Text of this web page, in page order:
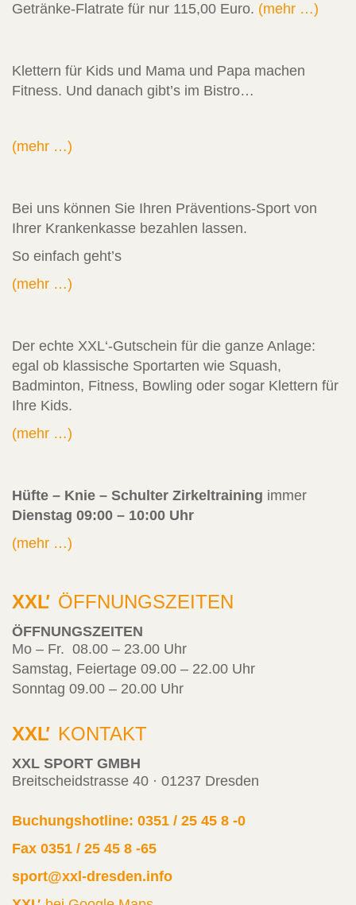
Getränke-Flatrate für nur 115,00 Euro. (mehr …)
Klettern für Kids und Mama und Papa machen
Fitness. Und danach gibt’s im Bistro…
(mehr …)
Bei uns können Sie Ihren Präventions-Sport von
Ihrer Krankenkasse bezahlen lassen.
So einfach geht’s
(mehr …)
Der echte XXL‘-Gutschein für die ganze Anlage:
egal ob klassische Sportarten wie Squash,
Badminton, Fitness, Bowling oder sogar Klettern für
Ihre Kids.
(mehr …)
Hüfte – Knie – Schulter Zirkeltraining immer
Dienstag 09:00 – 10:00 Uhr
(mehr …)
XXL
' ÖFFNUNGSZEITEN
ÖFFNUNGSZEITEN
Mo – Fr. 08.00 – 23.00 Uhr
Samstag, Feiertage 09.00 – 22.00 Uhr
Sonntag 09.00 – 20.00 Uhr
XXL
' KONTAKT
XXL SPORT GMBH
Breitscheidstrasse 40 · 01237 Dresden
Buchungshotline: 0351 / 25 45 8 -0
Fax 0351 / 25 45 8 -65
sport@xxl-dresden.info